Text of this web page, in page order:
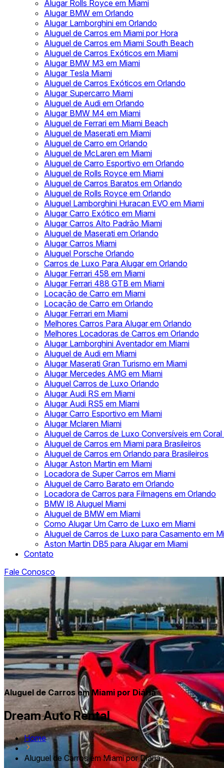
Alugar Rolls Royce em Miami
Alugar BMW em Orlando
Alugar Lamborghini em Orlando
Aluguel de Carros em Miami por Hora
Aluguel de Carros em Miami South Beach
Aluguel de Carros Exóticos em Miami
Alugar BMW M3 em Miami
Alugar Tesla Miami
Aluguel de Carros Exóticos em Orlando
Alugar Supercarro Miami
Aluguel de Audi em Orlando
Alugar BMW M4 em Miami
Aluguel de Ferrari em Miami Beach
Aluguel de Maserati em Miami
Aluguel de Carro em Orlando
Aluguel de McLaren em Miami
Aluguel de Carro Esportivo em Orlando
Aluguel de Rolls Royce em Miami
Aluguel de Carros Baratos em Orlando
Aluguel de Rolls Royce em Orlando
Aluguel Lamborghini Huracan EVO em Miami
Alugar Carro Exótico em Miami
Alugar Carros Alto Padrão Miami
Aluguel de Maserati em Orlando
Alugar Carros Miami
Aluguel Porsche Orlando
Carros de Luxo Para Alugar em Orlando
Alugar Ferrari 458 em Miami
Alugar Ferrari 488 GTB em Miami
Locação de Carro em Miami
Locação de Carro em Orlando
Alugar Ferrari em Miami
Melhores Carros Para Alugar em Orlando
Melhores Locadoras de Carros em Orlando
Alugar Lamborghini Aventador em Miami
Aluguel de Audi em Miami
Alugar Maserati Gran Turismo em Miami
Alugar Mercedes AMG em Miami
Aluguel Carros de Luxo Orlando
Alugar Audi RS em Miami
Alugar Audi RS5 em Miami
Alugar Carro Esportivo em Miami
Alugar Mclaren Miami
Aluguel de Carros de Luxo Conversíveis em Coral
Aluguel de Carros em Miami para Brasileiros
Aluguel de Carros em Orlando para Brasileiros
Alugar Aston Martin em Miami
Locadora de Super Carros em Miami
Aluguel de Carro Barato em Orlando
Locadora de Carros para Filmagens em Orlando
BMW I8 Aluguel Miami
Aluguel de BMW em Miami
Como Alugar Um Carro de Luxo em Miami
Aluguel de Carros de Luxo para Casamento em
Aston Martin DB5 para Alugar em Miami
Contato
Fale Conosco
Aluguel de Carros em Miami por Diária
Dream Auto Rental
Home
Aluguel de Carros em Miami por Diária